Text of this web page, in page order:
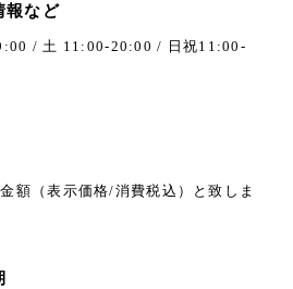
報など
/ 土 11:00-20:00 / 日祝11:00-
額（表示価格/消費税込）と致しま